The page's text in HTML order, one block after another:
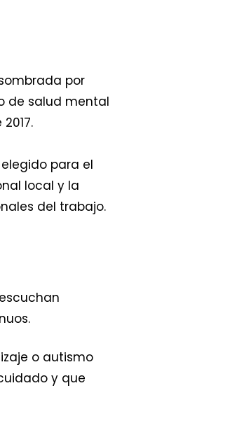
por
de salud mental
para el
local y la
del trabajo.
o autismo
y que